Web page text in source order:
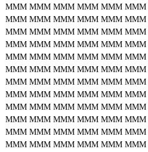
MMM MMM MMM MMM MMM MMM
MMM MMM MMM MMM MMM MMM
MMM MMM MMM MMM MMM MMM
MMM MMM MMM MMM MMM MMM
MMM MMM MMM MMM MMM MMM
MMM MMM MMM MMM MMM MMM
MMM MMM MMM MMM MMM MMM
MMM MMM MMM MMM MMM MMM
MMM MMM MMM MMM MMM MMM
MMM MMM MMM MMM MMM MMM
MMM MMM MMM MMM MMM MMM
MMM MMM MMM MMM MMM MMM